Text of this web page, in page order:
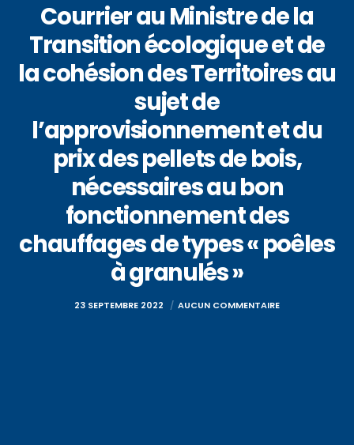
Courrier au Ministre de la
Transition écologique et de
la cohésion des Territoires au
sujet de
l’approvisionnement et du
prix des pellets de bois,
nécessaires au bon
fonctionnement des
chauffages de types « poêles
à granulés »
23 SEPTEMBRE 2022 AUCUN COMMENTAIRE